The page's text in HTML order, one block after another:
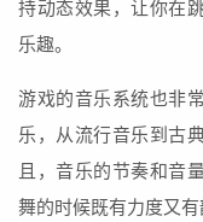
持动态效果，让你在
乐趣。
游戏的音乐系统也非
乐，从流行音乐到古
且，音乐的节奏和音
舞的时候既有力度又有